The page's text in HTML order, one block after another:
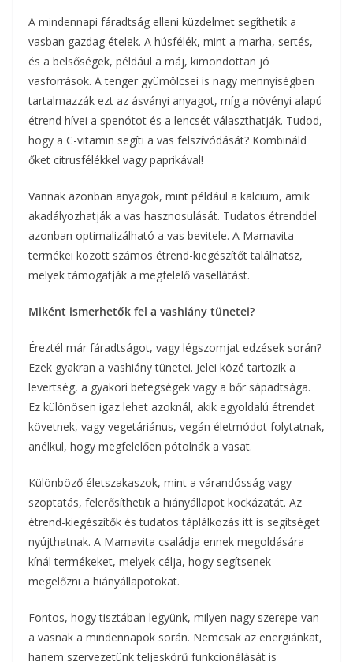
A mindennapi fáradtság elleni küzdelmet segíthetik a
vasban gazdag ételek. A húsfélék, mint a marha, sertés,
és a belsőségek, például a máj, kimondottan jó
vasforrások. A tenger gyümölcsei is nagy mennyiségben
tartalmazzák ezt az ásványi anyagot, míg a növényi alapú
étrend hívei a spenótot és a lencsét választhatják. Tudod,
hogy a C-vitamin segíti a vas felszívódását? Kombináld
őket citrusfélékkel vagy paprikával!
Vannak azonban anyagok, mint például a kalcium, amik
akadályozhatják a vas hasznosulását. Tudatos étrenddel
azonban optimalizálható a vas bevitele. A Mamavita
termékei között számos étrend-kiegészítőt találhatsz,
melyek támogatják a megfelelő vasellátást.
Miként ismerhetők fel a vashiány tünetei?
Éreztél már fáradtságot, vagy légszomjat edzések során?
Ezek gyakran a vashiány tünetei. Jelei közé tartozik a
levertség, a gyakori betegségek vagy a bőr sápadtsága.
Ez különösen igaz lehet azoknál, akik egyoldalú étrendet
követnek, vagy vegetáriánus, vegán életmódot folytatnak,
anélkül, hogy megfelelően pótolnák a vasat.
Különböző életszakaszok, mint a várandósság vagy
szoptatás, felerősíthetik a hiányállapot kockázatát. Az
étrend-kiegészítők és tudatos táplálkozás itt is segítséget
nyújthatnak. A Mamavita családja ennek megoldására
kínál termékeket, melyek célja, hogy segítsenek
megelőzni a hiányállapotokat.
Fontos, hogy tisztában legyünk, milyen nagy szerepe van
a vasnak a mindennapok során. Nemcsak az energiánkat,
hanem szervezetünk teljeskörű funkcionálását is